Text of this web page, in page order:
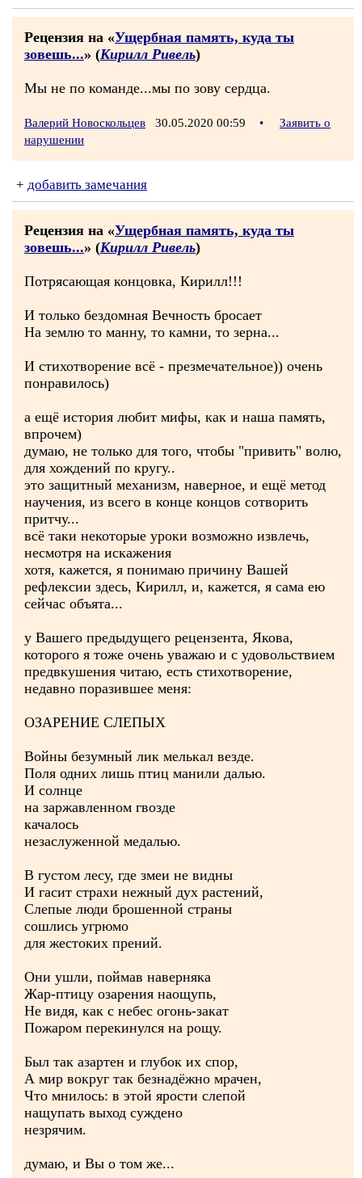
Рецензия на «Ущербная память, куда ты
зовешь...» (Кирилл Ривель)
Мы не по команде...мы по зову сердца.
Валерий Новоскольцев 30.05.2020 00:59 •
Заявить о
нарушении
+ добавить замечания
Рецензия на «Ущербная память, куда ты
зовешь...» (Кирилл Ривель)
Потрясающая концовка, Кирилл!!!
И только бездомная Вечность бросает
На землю то манну, то камни, то зерна...
И стихотворение всё - презмечательное)) очень
понравилось)
а ещё история любит мифы, как и наша память,
впрочем)
думаю, не только для того, чтобы "привить" волю,
для хождений по кругу..
это защитный механизм, наверное, и ещё метод
научения, из всего в конце концов сотворить
притчу...
всё таки некоторые уроки возможно извлечь,
несмотря на искажения
хотя, кажется, я понимаю причину Вашей
рефлексии здесь, Кирилл, и, кажется, я сама ею
сейчас объята...
у Вашего предыдущего рецензента, Якова,
которого я тоже очень уважаю и с удовольствием
предвкушения читаю, есть стихотворение,
недавно поразившее меня:
ОЗАРЕНИЕ СЛЕПЫХ
Войны безумный лик мелькал везде.
Поля одних лишь птиц манили далью.
И солнце
на заржавленном гвозде
качалось
незаслуженной медалью.
В густом лесу, где змеи не видны
И гасит страхи нежный дух растений,
Слепые люди брошенной страны
сошлись угрюмо
для жестоких прений.
Они ушли, поймав наверняка
Жар-птицу озарения наощупь,
Не видя, как с небес огонь-закат
Пожаром перекинулся на рощу.
Был так азартен и глубок их спор,
А мир вокруг так безнадёжно мрачен,
Что мнилось: в этой ярости слепой
нащупать выход суждено
незрячим.
думаю, и Вы о том же...